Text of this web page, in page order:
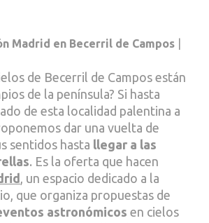
Madrid en Becerril de Campos
de Becerril de Campos están
de la península? Si hasta
de esta localidad palentina a
dar una vuelta de
sentidos hasta llegar a las
. Es la oferta que hacen
, un espacio dedicado a la
que organiza propuestas de
astronómicos en cielos